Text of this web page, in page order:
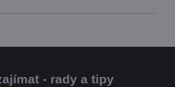
- rady a tipy